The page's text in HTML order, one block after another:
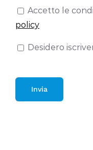
Accetto le
policy
Desidero